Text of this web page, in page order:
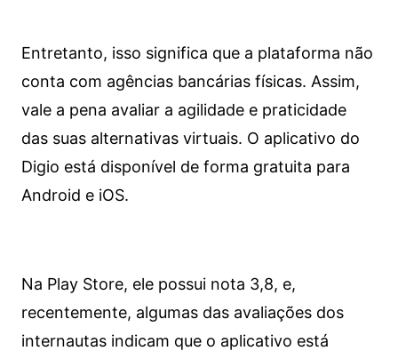
Entretanto, isso significa que a plataforma não
conta com agências bancárias físicas. Assim,
vale a pena avaliar a agilidade e praticidade
das suas alternativas virtuais. O aplicativo do
Digio está disponível de forma gratuita para
Android e iOS.
Na Play Store, ele possui nota 3,8, e,
recentemente, algumas das avaliações dos
internautas indicam que o aplicativo está